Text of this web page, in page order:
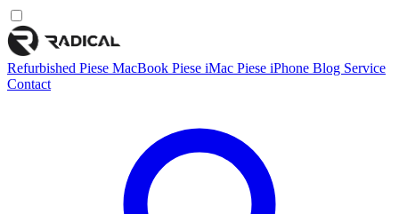
Refurbished Piese MacBook Piese iMac Piese iPhone Blog Service
Contact